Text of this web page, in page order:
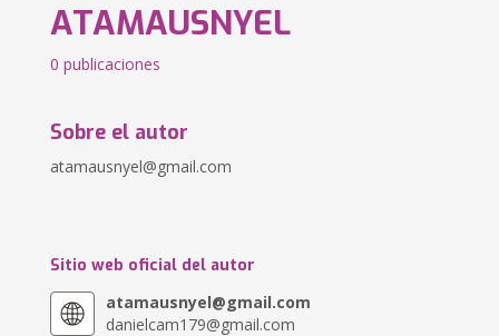
ATAMAUSNYEL
0 publicaciones
Sobre el autor
atamausnyel@gmail.com
Sitio web oficial del autor
atamausnyel@gmail.com
danielcam179@gmail.com